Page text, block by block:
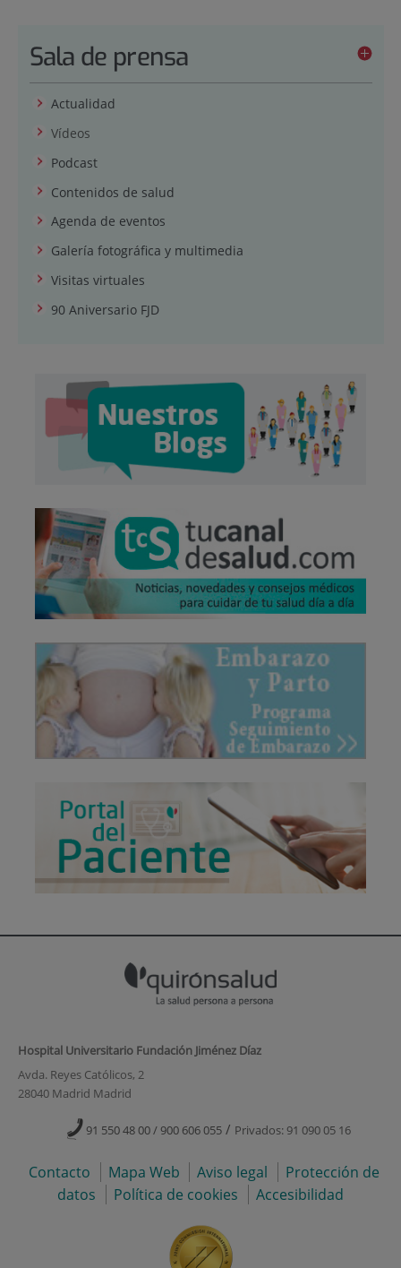
Sala de prensa
Actualidad
Vídeos
Podcast
Contenidos de salud
Agenda de eventos
Galería fotográfica y multimedia
Visitas virtuales
90 Aniversario FJD
Hospital Universitario Fundación Jiménez Díaz
Avda. Reyes Católicos, 2
28040 Madrid Madrid
91 550 48 00 / 900 606 055 / Privados: 91 090 05 16
Contacto Mapa Web Aviso legal
Protección de
datos
Política de cookies Accesibilidad